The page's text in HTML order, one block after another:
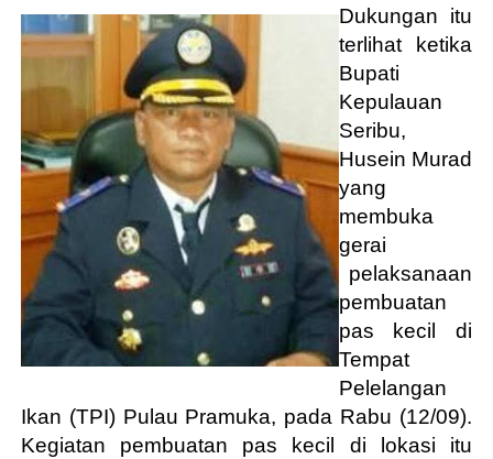
Dukungan itu
terlihat ketika
Bupati
Kepulauan
Seribu,
Husein Murad
yang
membuka
gerai
pelaksanaan
pembuatan
pas kecil di
Tempat
Pelelangan
Ikan (TPI) Pulau Pramuka, pada Rabu (12/09).
Kegiatan pembuatan pas kecil di lokasi itu